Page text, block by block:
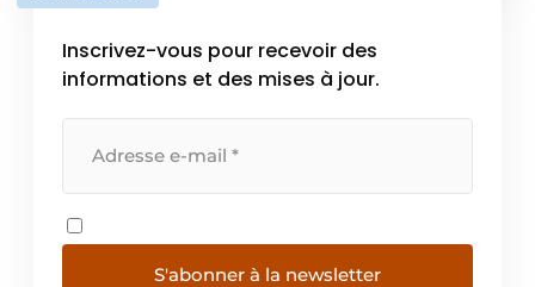
Inscrivez-vous pour recevoir des
informations et des mises à jour.
S'abonner à la newsletter